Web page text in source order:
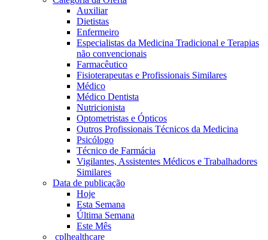
Auxiliar
Dietistas
Enfermeiro
Especialistas da Medicina Tradicional e Terapias
não convencionais
Farmacêutico
Fisioterapeutas e Profissionais Similares
Médico
Médico Dentista
Nutricionista
Optometristas e Ópticos
Outros Profissionais Técnicos da Medicina
Psicólogo
Técnico de Farmácia
Vigilantes, Assistentes Médicos e Trabalhadores
Similares
Data de publicação
Hoje
Esta Semana
Última Semana
Este Mês
‎ cplhealthcare‬